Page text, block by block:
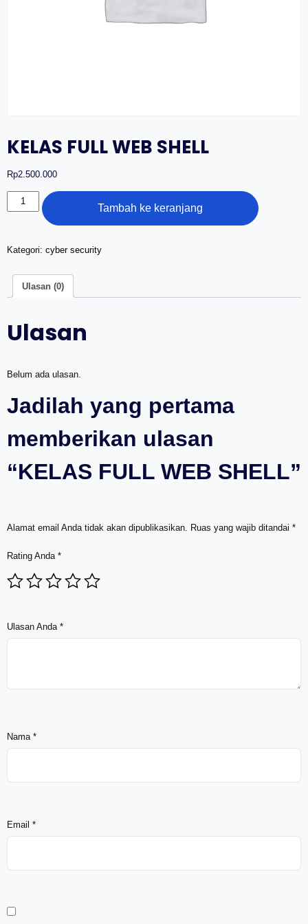
KELAS FULL WEB SHELL
Rp2.500.000
Kuantitas
KELAS
SHELL
Tambah ke keranjang
Kategori: cyber security
Ulasan (0)
Ulasan
Belum ada ulasan.
Jadilah yang pertama
memberikan ulasan
“KELAS FULL WEB SHELL”
Alamat email Anda tidak akan dipublikasikan. Ruas yang wajib ditandai *
Rating Anda *
Ulasan Anda *
Nama *
Email *